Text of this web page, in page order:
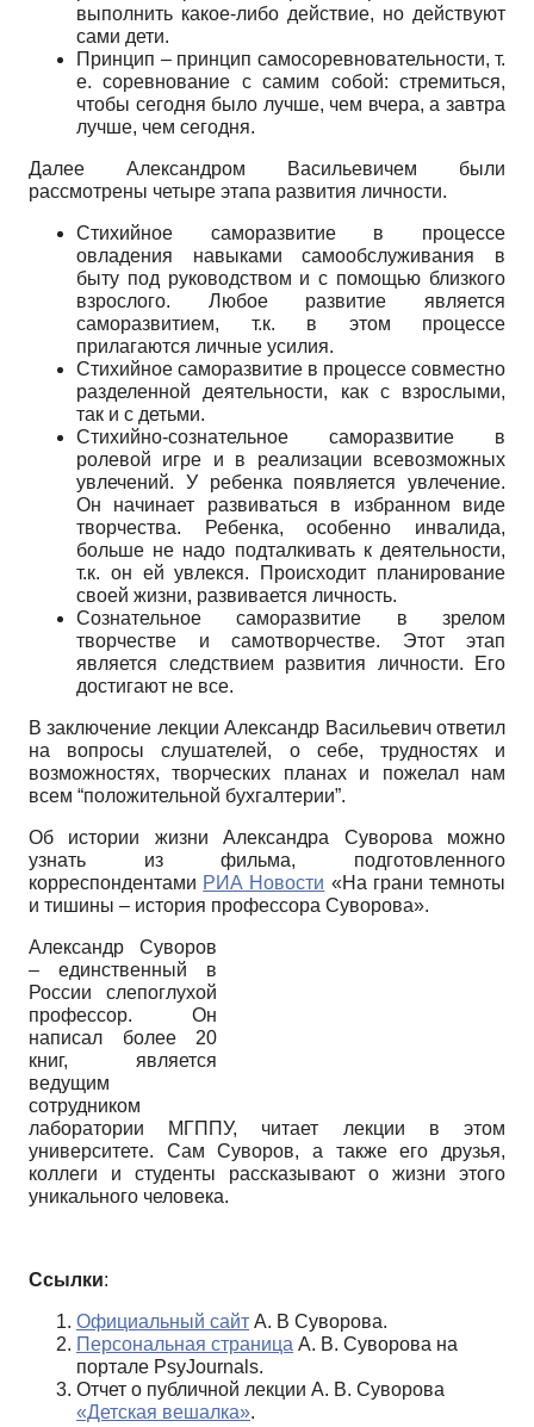
выполнить какое-либо действие, но действуют
сами дети.
Принцип – принцип самосоревновательности, т.
е. соревнование с самим собой: стремиться,
чтобы сегодня было лучше, чем вчера, а завтра
лучше, чем сегодня.
Далее Александром Васильевичем были
рассмотрены четыре этапа развития личности.
Стихийное саморазвитие в процессе
овладения навыками самообслуживания в
быту под руководством и с помощью близкого
взрослого. Любое развитие является
саморазвитием, т.к. в этом процессе
прилагаются личные усилия.
Стихийное саморазвитие в процессе совместно
разделенной деятельности, как с взрослыми,
так и с детьми.
Стихийно-сознательное саморазвитие в
ролевой игре и в реализации всевозможных
увлечений. У ребенка появляется увлечение.
Он начинает развиваться в избранном виде
творчества. Ребенка, особенно инвалида,
больше не надо подталкивать к деятельности,
т.к. он ей увлекся. Происходит планирование
своей жизни, развивается личность.
Сознательное саморазвитие в зрелом
творчестве и самотворчестве. Этот этап
является следствием развития личности. Его
достигают не все.
В заключение лекции Александр Васильевич ответил
на вопросы слушателей, о себе, трудностях и
возможностях, творческих планах и пожелал нам
всем “положительной бухгалтерии”.
Об истории жизни Александра Суворова можно
узнать из фильма, подготовленного
корреспондентами РИА Новости «На грани темноты
и тишины – история профессора Суворова».
Александр Суворов
– единственный в
России слепоглухой
профессор. Он
написал более 20
книг, является
ведущим
сотрудником
лаборатории МГППУ, читает лекции в этом
университете. Сам Суворов, а также его друзья,
коллеги и студенты рассказывают о жизни этого
уникального человека.
Ссылки:
Официальный сайт А. В Суворова.
Персональная страница А. В. Суворова на
портале PsyJournals.
Отчет о публичной лекции А. В. Суворова
«Детская вешалка».